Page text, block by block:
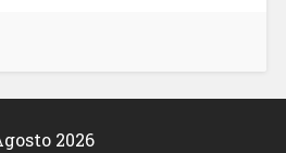
2026